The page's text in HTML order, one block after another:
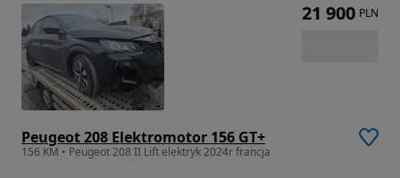
Peugeot 208 Elektromotor 156 GT+
156 KM • Peugeot 208 II Lift elektryk 2024r francja
21 900 PLN